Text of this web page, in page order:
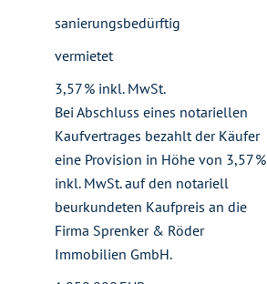
sanierungsbedürftig
vermietet
3,57 % inkl. MwSt.
Bei Abschluss eines notariellen
Kaufvertrages bezahlt der Käufer
eine Provision in Höhe von 3,57 %
inkl. MwSt. auf den notariell
beurkundeten Kaufpreis an die
Firma Sprenker & Röder
Immobilien GmbH.